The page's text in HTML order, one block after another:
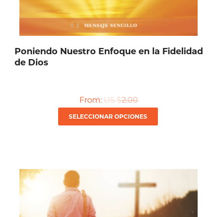
Poniendo Nuestro Enfoque en la Fidelidad
de Dios
From: US $2.00
SELECCIONAR OPCIONES
Las
opciones